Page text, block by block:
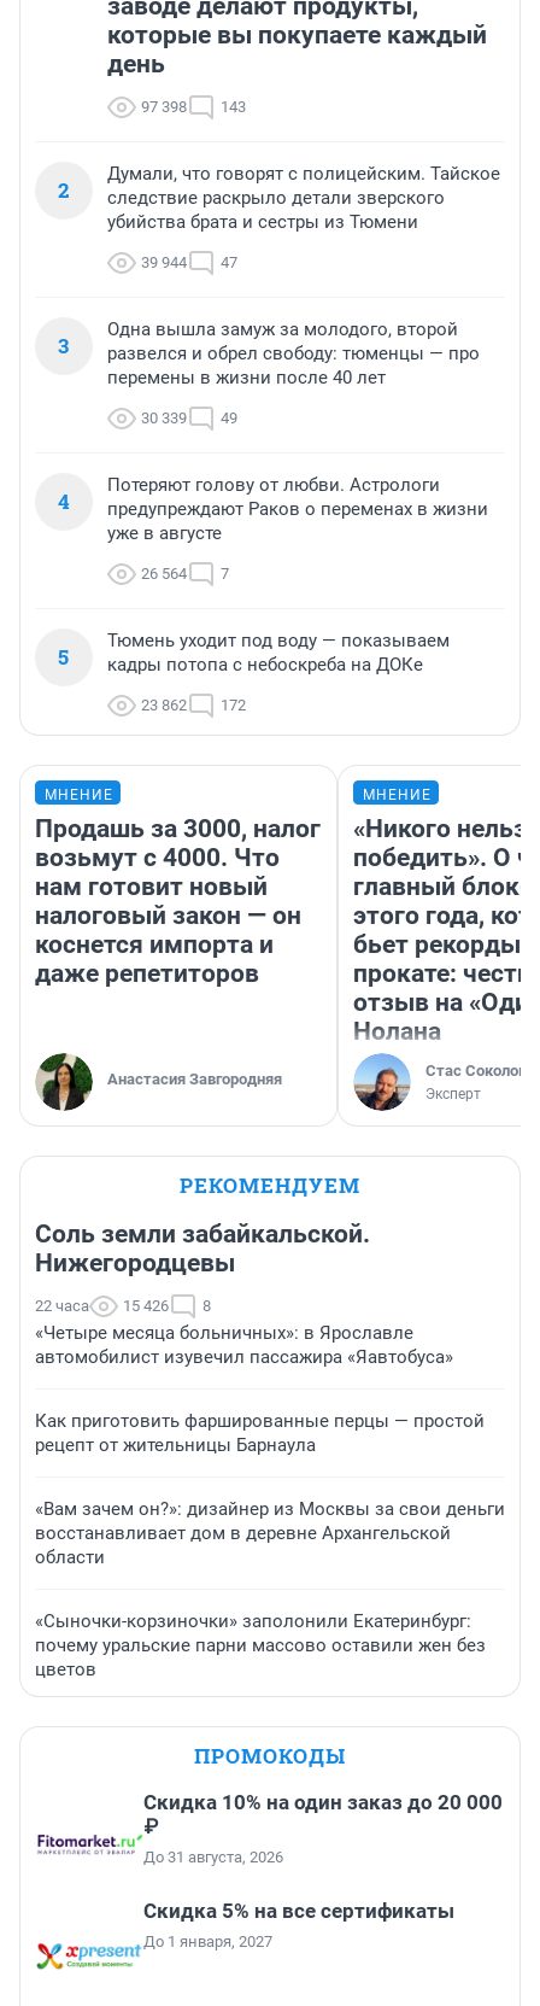
заводе делают продукты,
которые вы покупаете каждый
день
97 398 143
2
Думали, что говорят с полицейским. Тайское
следствие раскрыло детали зверского
убийства брата и сестры из Тюмени
39 944 47
3
Одна вышла замуж за молодого, второй
развелся и обрел свободу: тюменцы — про
перемены в жизни после 40 лет
30 339 49
4
Потеряют голову от любви. Астрологи
предупреждают Раков о переменах в жизни
уже в августе
26 564 7
5
Тюмень уходит под воду — показываем
кадры потопа с небоскреба на ДОКе
23 862 172
МНЕНИЕ
Продашь за 3000, налог
возьмут с 4000. Что
нам готовит новый
налоговый закон — он
коснется импорта и
даже репетиторов
Анастасия Завгородняя
МНЕНИЕ
«Никого нельзя
победить». О
главный
этого года,
бьет рекорды в
прокате:
отзыв на
Нолана
Стас Соколов
Эксперт
РЕКОМЕНДУЕМ
Соль земли забайкальской.
Нижегородцевы
22 часа 15 426 8
«Четыре месяца больничных»: в Ярославле
автомобилист изувечил пассажира «Яавтобуса»
Как приготовить фаршированные перцы — простой
рецепт от жительницы Барнаула
«Вам зачем он?»: дизайнер из Москвы за свои деньги
восстанавливает дом в деревне Архангельской
области
«Сыночки-корзиночки» заполонили Екатеринбург:
почему уральские парни массово оставили жен без
цветов
ПРОМОКОДЫ
Скидка 10% на один заказ до 20 000
₽
До 31 августа, 2026
Скидка 5% на все сертификаты
До 1 января, 2027